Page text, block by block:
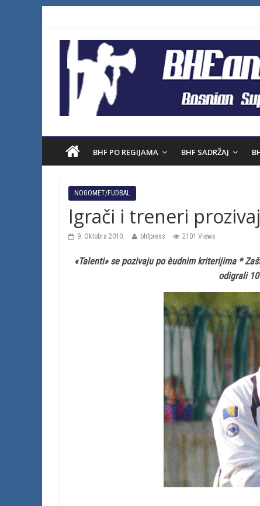
BHF PO REGIJAMA BHF SADRŽAJ
NOGOMET/FUDBAL
Igrači i treneri
9. Oktobra 2010. bhfpress 2101 Views
«Talenti» se pozivaju po èudnim kriterijima *
odigrali